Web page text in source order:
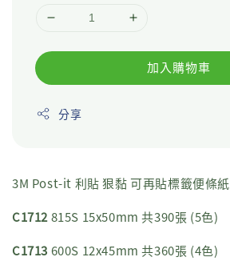
加入購物車
分享
3M Post-it 利貼 狠黏 可再貼標籤便條紙
C1712815S 15x50mm 共390張 (5色)
C1713 600S 12x45mm 共360張 (4色)